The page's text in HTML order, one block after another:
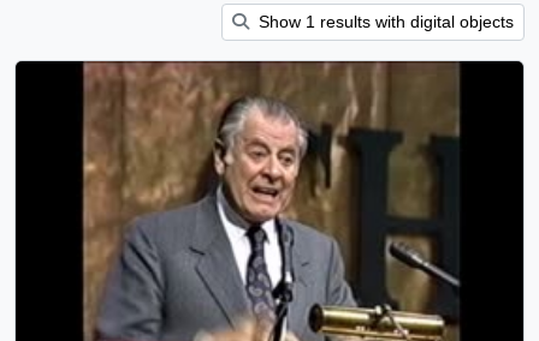
Show 1 results with digital objects